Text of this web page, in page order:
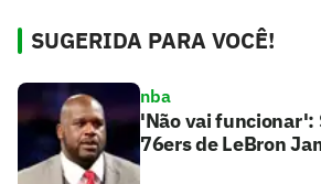
SUGERIDA PARA VOCÊ!
nba
'Não vai funcionar':
76ers de LeBron